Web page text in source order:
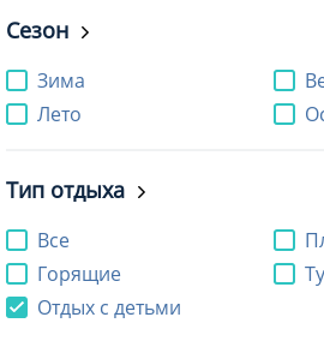
Сезон
Зима
Лето
Тип отдыха
Все
Горящие
Отдых с детьми